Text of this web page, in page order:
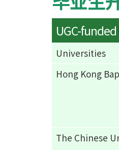
UGC-
Universities
Hong Kong
The Chinese